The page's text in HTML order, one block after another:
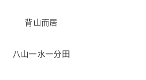
背山而居
八山一水一分田